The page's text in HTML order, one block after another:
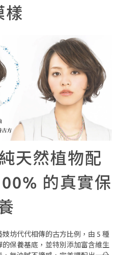
樣
天然植物配
的真實保
坊代代相傳的古方比例，由 5 種
保養基底，並特別添加富含維生